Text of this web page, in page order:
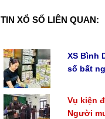
TIN XỔ SỐ LIÊN QUAN:
XS Bình
số bất
Vụ kiện
Người